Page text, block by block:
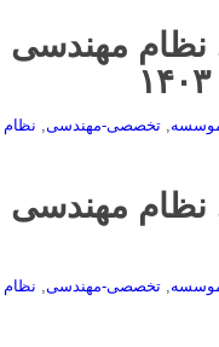
نظام مهندسی
موسسه, تخصصی-مهندسی,
مهندسی
موسسه, تخصصی-مهندسی,